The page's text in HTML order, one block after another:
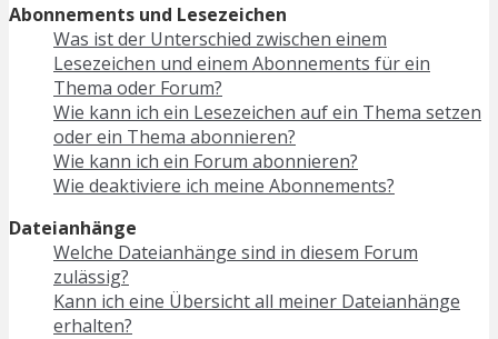
Abonnements und Lesezeichen
Was ist der Unterschied zwischen einem
Lesezeichen und einem Abonnements für ein
Thema oder Forum?
Wie kann ich ein Lesezeichen auf ein Thema setzen
oder ein Thema abonnieren?
Wie kann ich ein Forum abonnieren?
Wie deaktiviere ich meine Abonnements?
Dateianhänge
Welche Dateianhänge sind in diesem Forum
zulässig?
Kann ich eine Übersicht all meiner Dateianhänge
erhalten?